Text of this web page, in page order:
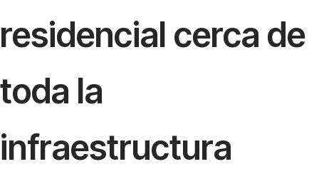
residencial cerca de
toda la
infraestructura